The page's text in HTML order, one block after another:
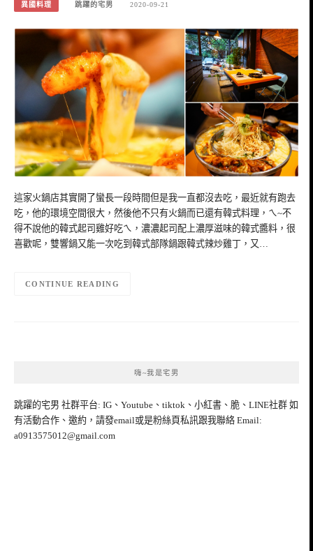
異國料理 跳躍的宅男 2020-09-21
這家火鍋店其實開了蠻長一段時間但是我一直都沒去吃，最近就有跑去
吃，他的環境空間很大，然後他不只有火鍋而已還有韓式料理，ㄟ~不
得不說他的韓式起司雞好吃ㄟ，濃濃起司配上濃厚滋味的韓式醬料，很
喜歡呢，雙響鍋又能一次吃到韓式部隊鍋跟韓式辣炒雞丁，又…
CONTINUE READING
嗨~我是宅男
跳躍的宅男 社群平台: IG、Youtube、tiktok、小紅書、脆、LINE社群 如
有活動合作、邀約，請發email或是粉絲頁私訊跟我聯絡 Email:
a0913575012@gmail.com